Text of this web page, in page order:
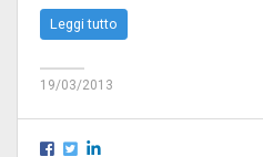
Leggi tutto
19/03/2013